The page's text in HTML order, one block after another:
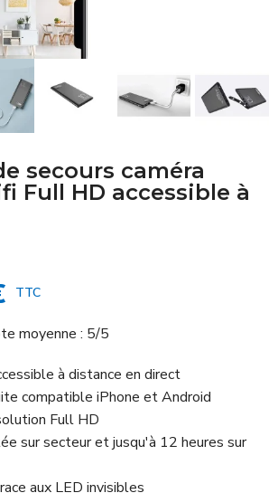
secours caméra
Full HD accessible à
TTC
moyenne : 5/5
à distance en direct
compatible iPhone et Android
Full HD
sur secteur et jusqu'à 12 heures sur
aux LED invisibles